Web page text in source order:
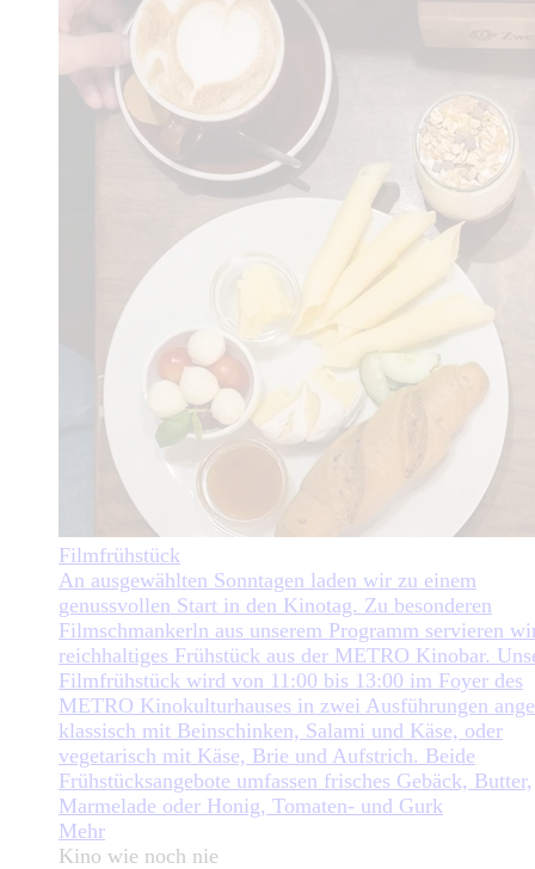
Filmfrühstück
An ausgewählten Sonntagen laden wir zu einem
genussvollen Start in den Kinotag. Zu besonderen
Filmschmankerln aus unserem Programm servieren
reichhaltiges Frühstück aus der METRO Kinobar.
Filmfrühstück wird von 11:00 bis 13:00 im Foyer des
METRO Kinokulturhauses in zwei Ausführungen
klassisch mit Beinschinken, Salami und Käse, oder
vegetarisch mit Käse, Brie und Aufstrich. Beide
Frühstücksangebote umfassen frisches Gebäck, Butter,
Marmelade oder Honig, Tomaten- und Gurk
Mehr
Kino wie noch nie